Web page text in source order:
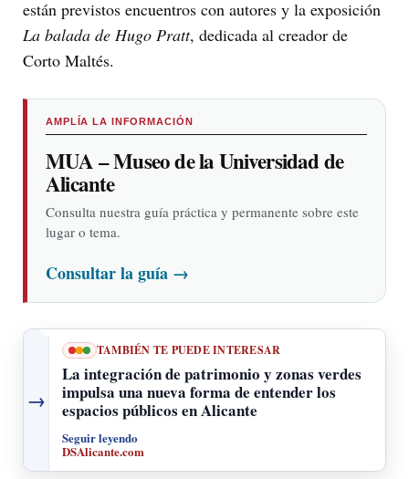
están previstos encuentros con autores y la exposición
La balada de Hugo Pratt, dedicada al creador de
Corto Maltés.
AMPLÍA LA INFORMACIÓN
MUA – Museo de la Universidad de
Alicante
Consulta nuestra guía práctica y permanente sobre este
lugar o tema.
Consultar la guía →
→
TAMBIÉN TE PUEDE INTERESAR
La integración de patrimonio y zonas verdes
impulsa una nueva forma de entender los
espacios públicos en Alicante
Seguir leyendo
DSAlicante.com